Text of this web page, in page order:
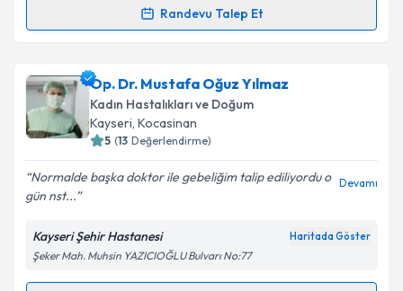
Randevu Talep Et
takvim hazırlandığında e-posta ile bilgilendireceğiz.
E-posta Adresiniz
kapsamda işlenmesini kabul ediyorum.
Op. Dr. Mustafa Oğuz Yılmaz
Kadın Hastalıkları ve Doğum
Kayseri, Kocasinan
5 (13 Değerlendirme)
Normalde başka doktor ile gebeliğim talip ediliyordu o
gün nst...
Devamı
Kayseri Şehir Hastanesi Haritada Göster
Şeker Mah. Muhsin YAZICIOĞLU Bulvarı No:77